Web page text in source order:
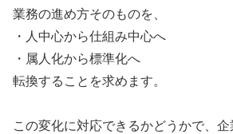
業務の進め方そのものを、
・人中心から仕組み中心へ
・属人化から標準化へ
転換することを求めます。
この変化に対応できるかどうかで、